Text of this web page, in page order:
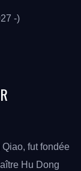
-)
Qiao, fut fondée
Hu Dong